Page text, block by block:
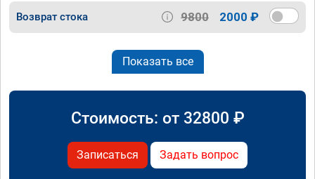
Возврат стока 9800 2000 ₽
Показать все
Стоимость: от 32800 ₽
Записаться Задать вопрос